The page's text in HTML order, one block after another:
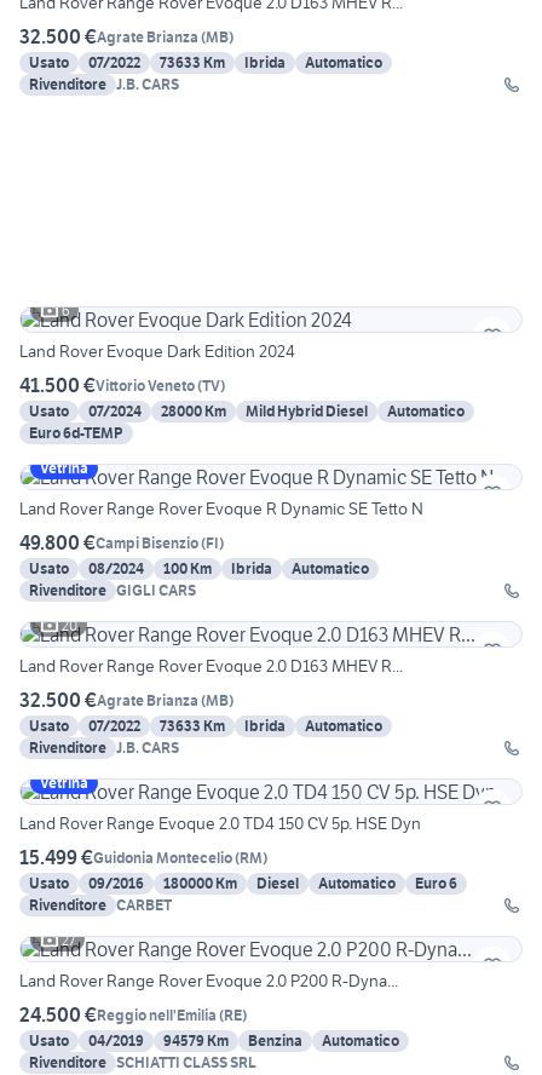
32.500 €Agrate Brianza (MB)
Usato
07/2022 73633 Km Ibrida
Automatico
Rivenditore J.B. CARS
6
Land Rover Evoque Dark Edition 2024
41.500 €Vittorio Veneto(TV)
Usato
07/2024 28000 Km Mild Hybrid Diesel
Automatico
Euro 6d-TEMP
Vetrina
Land Rover Range Rover Evoque R Dynamic SE Tetto N
49.800 €Campi Bisenzio(FI)
Usato
08/2024 100 Km Ibrida
Automatico
Rivenditore GIGLI CARS
20
Land Rover Range Rover Evoque 2.0 D163 MHEV R...
32.500 €Agrate Brianza (MB)
Usato
07/2022 73633 Km Ibrida
Automatico
Rivenditore J.B. CARS
Vetrina
Land Rover Range Evoque 2.0 TD4 150 CV 5p. HSE Dyn
15.499 €Guidonia Montecelio(RM)
Usato
09/2016 180000 Km Diesel Automatico
Euro 6
Rivenditore CARBET
27
Land Rover Range Rover Evoque 2.0 P200 R-Dyna...
24.500 €Reggio nell'Emilia (RE)
Usato
04/2019 94579 Km Benzina
Automatico
Rivenditore SCHIATTI CLASS SRL